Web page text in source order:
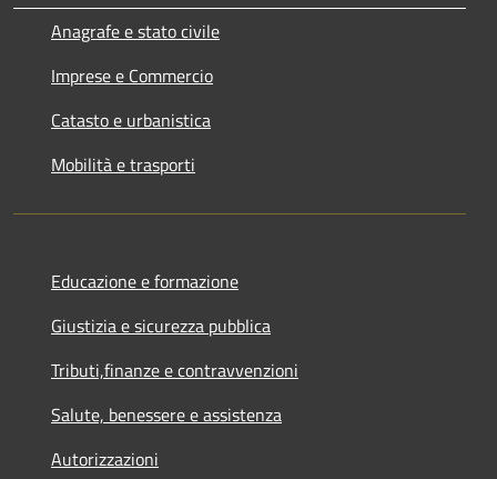
Anagrafe e stato civile
Imprese e Commercio
Catasto e urbanistica
Mobilità e trasporti
Educazione e formazione
Giustizia e sicurezza pubblica
Tributi,finanze e contravvenzioni
Salute, benessere e assistenza
Autorizzazioni